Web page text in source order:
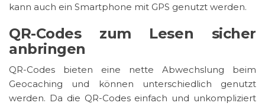
kann auch ein Smartphone mit GPS genutzt werden.
QR-Codes zum Lesen sicher
anbringen
QR-Codes bieten eine nette Abwechslung beim
Geocaching und können unterschiedlich genutzt
werden. Da die QR-Codes einfach und unkompliziert